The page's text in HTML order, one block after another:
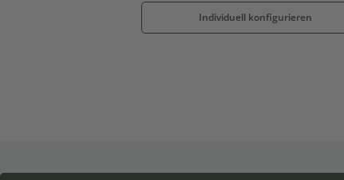
Individuell konfigurieren